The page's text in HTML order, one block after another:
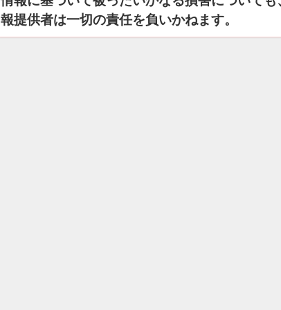
報提供者は一切の責任を負いかねます。